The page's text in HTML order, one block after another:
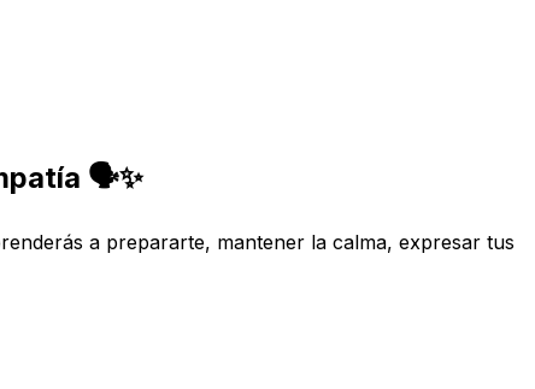
🗣️✨
a prepararte, mantener la calma, expresar tus